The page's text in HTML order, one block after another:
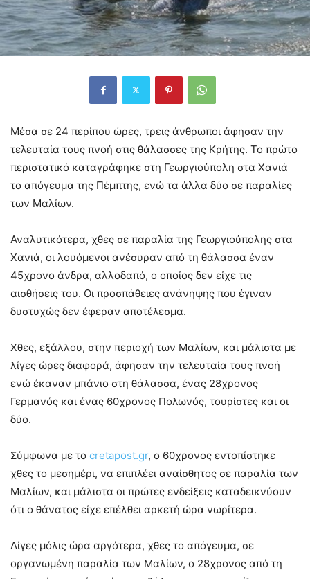
Μέσα σε 24 περίπου ώρες, τρεις άνθρωποι άφησαν την
τελευταία τους πνοή στις θάλασσες της Κρήτης. Το πρώτο
περιστατικό καταγράφηκε στη Γεωργιούπολη στα Χανιά
το απόγευμα της Πέμπτης, ενώ τα άλλα δύο σε παραλίες
των Μαλίων.
Αναλυτικότερα, χθες σε παραλία της Γεωργιούπολης στα
Χανιά, οι λουόμενοι ανέσυραν από τη θάλασσα έναν
45χρονο άνδρα, αλλοδαπό, ο οποίος δεν είχε τις
αισθήσεις του. Οι προσπάθειες ανάνηψης που έγιναν
δυστυχώς δεν έφεραν αποτέλεσμα.
Χθες, εξάλλου, στην περιοχή των Μαλίων, και μάλιστα με
λίγες ώρες διαφορά, άφησαν την τελευταία τους πνοή
ενώ έκαναν μπάνιο στη θάλασσα, ένας 28χρονος
Γερμανός και ένας 60χρονος Πολωνός, τουρίστες και οι
δύο.
Σύμφωνα με το cretapost.gr, ο 60χρονος εντοπίστηκε
χθες το μεσημέρι, να επιπλέει αναίσθητος σε παραλία των
Μαλίων, και μάλιστα οι πρώτες ενδείξεις καταδεικνύουν
ότι ο θάνατος είχε επέλθει αρκετή ώρα νωρίτερα.
Λίγες μόλις ώρα αργότερα, χθες το απόγευμα, σε
οργανωμένη παραλία των Μαλίων, ο 28χρονος από τη